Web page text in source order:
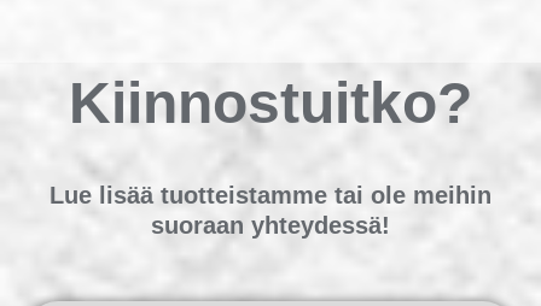
Kiinnostuitko?
Lue lisää tuotteistamme tai ole meihin
suoraan yhteydessä!